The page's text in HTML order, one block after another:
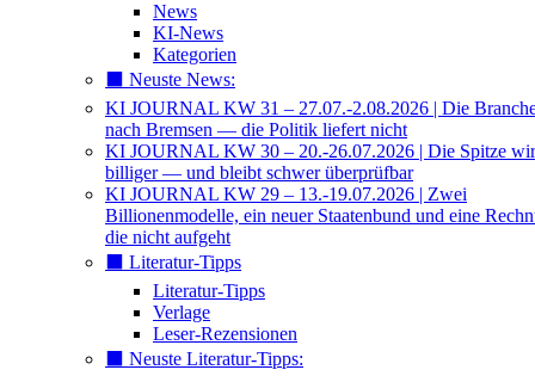
News
KI-News
Kategorien
⬛️ Neuste News:
KI JOURNAL KW 31 – 27.07.-2.08.2026 | Die
nach Bremsen — die Politik liefert nicht
KI JOURNAL KW 30 – 20.-26.07.2026 | Die Spitze
billiger — und bleibt schwer überprüfbar
KI JOURNAL KW 29 – 13.-19.07.2026 | Zwei
Billionenmodelle, ein neuer Staatenbund und eine
die nicht aufgeht
⬛️ Literatur-Tipps
Literatur-Tipps
Verlage
Leser-Rezensionen
⬛️ Neuste Literatur-Tipps: